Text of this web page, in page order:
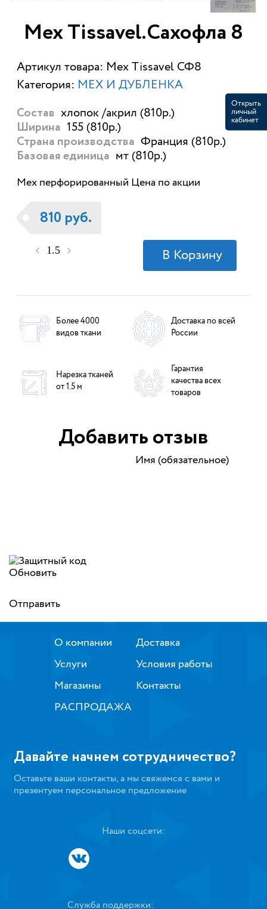
Мех Tissavel.Сахофла 8
Артикул товара: Мех Tissavel СФ8
Категория: МЕХ И ДУБЛЕНКА
Состав хлопок /акрил (810р.)
Ширина 155 (810р.)
Страна производства Франция (810р.)
Базовая единица мт (810р.)
Мех перфорированный Цена по акции
810 руб.
Более 4000
видов ткани
Доставка по всей
России
Нарезка тканей
от 1.5 м
Гарантия
качества всех
товаров
Добавить отзыв
Имя (обязательное)
Обновить
Отправить
Открыть
личный
кабинет
О компании
Услуги
Магазины
РАСПРОДАЖА
Доставка
Условия работы
Контакты
Давайте начнем сотрудничество?
Оставьте ваши контакты, а мы свяжемся с вами и
презентуем персональное предложение
Наши соцсети:
Служба поддержки: